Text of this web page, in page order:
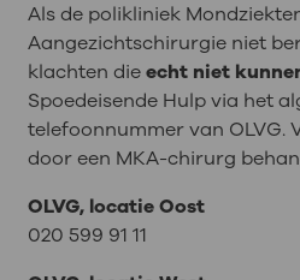
Als de polikliniek
Aangezichtschirurgie niet
klachten dieecht niet
Spoedeisende Hulp via het
telefoonnummer van OLVG.
door een MKA-chirurg
OLVG, locatie Oost
020 599 91 11